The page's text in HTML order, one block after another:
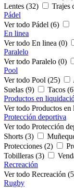
Lentes (32)
Trajes
Pádel
Ver todo Pádel (6)
En linea
Ver todo En linea (0)
Paralelo
Ver todo Paralelo (0)
Pool
Ver todo Pool (25)
Suelas (9)
Tacos
Productos en
Ver todo Productos
Protección deportiva
Ver todo Protección
Shorts (3)
Protecciones (2)
Tobilleras (3)
Recreación
Ver todo Recreación
Rugby